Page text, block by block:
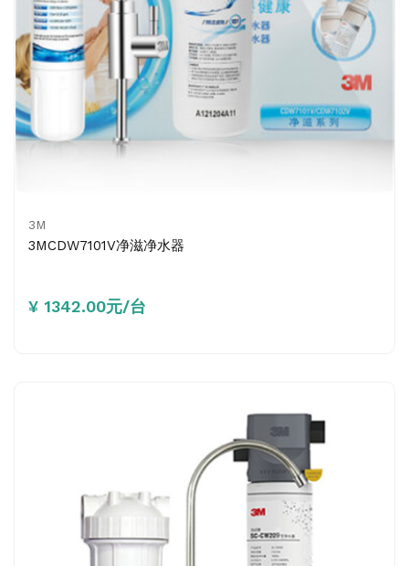
3M
3MCDW7101V净滋净水器
¥ 1342.00元/台